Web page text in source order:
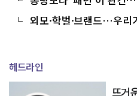
수명 늘린다
외모·학벌·브랜드…우리
헤드라인
뜨거